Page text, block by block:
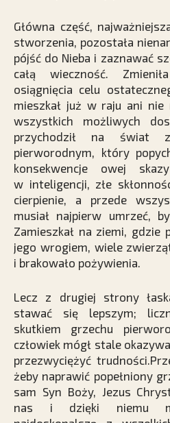
Główna część,
stworzenia, pozostała
pójść do Nieba i zaznawać
całą wieczność.
osiągnięcia celu
mieszkał już w raju ani
wszystkich możliwych
przychodził na świat
pierworodnym, który
konsekwencje owej
w inteligencji, złe
cierpienie, a przede
musiał najpierw umrzeć,
Zamieszkał na ziemi, gdzie
jego wrogiem, wiele
i brakowało pożywienia.
Lecz z drugiej strony
stawać się lepszym;
skutkiem grzechu
człowiek mógł stale
przezwyciężyć
żeby naprawić popełniony
sam Syn Boży, Jezus
nas i dzięki niemu